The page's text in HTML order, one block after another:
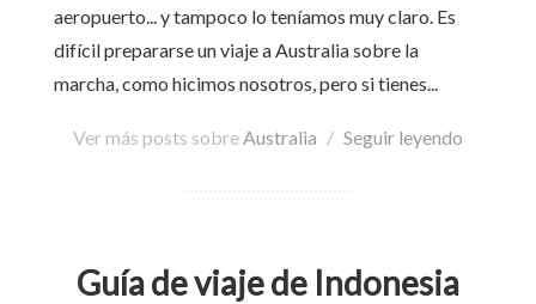
aeropuerto... y tampoco lo teníamos muy claro. Es
difícil prepararse un viaje a Australia sobre la
marcha, como hicimos nosotros, pero si tienes...
Ver más posts sobreAustralia / Seguir leyendo
Guía de viaje de Indonesia